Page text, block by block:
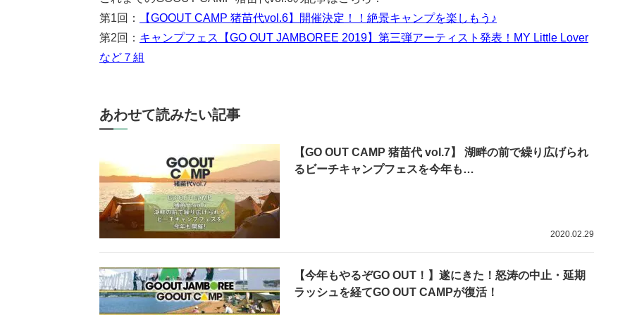
第1回：
【GOOUT CAMP 猪苗代vol.6】開催決定！！絶景キャンプを楽しもう♪
第2回： キャンプフェス【GO OUT JAMBOREE 2019】第三弾アーティスト発表！MY Little Lover
など７組
あわせて読みたい記事
【GO OUT CAMP 猪苗代 vol.7】 湖畔の前で繰り広げられ
るビーチキャンプフェスを今年も…
2020.02.29
【今年もやるぞGO OUT！】遂にきた！怒涛の中止・延期
ラッシュを経てGO OUT CAMPが復活！